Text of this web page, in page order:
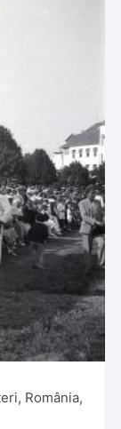
România,